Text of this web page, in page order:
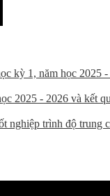
kỳ 1, năm học 2025
2025 - 2026 và kết
nghiệp trình độ trung